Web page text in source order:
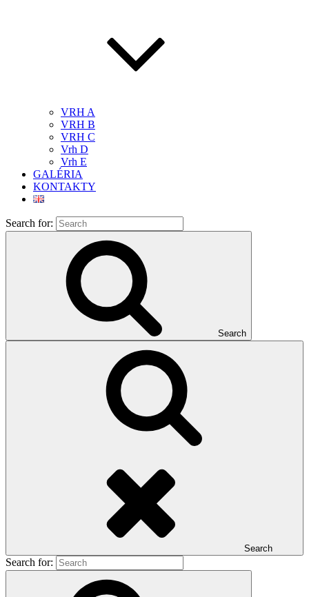
VRH A
VRH B
VRH C
Vrh D
Vrh E
GALÉRIA
KONTAKTY
Search for:
Search
Search
Search for: